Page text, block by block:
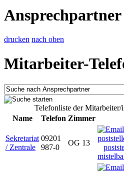
Ansprechpartner
drucken nach oben
Mitarbeiter-
Telefonliste der
Name
Telefon Zimmer
Sekretariat
/ Zentrale
09201
987-0
OG 13